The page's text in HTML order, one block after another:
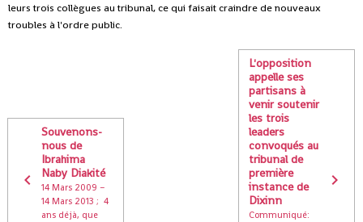
leurs trois collègues au tribunal, ce qui faisait craindre de nouveaux
troubles à l'ordre public.
Souvenons-
nous de
Ibrahima
Naby Diakité
14 Mars 2009 –
14 Mars 2013 ; 4
ans déjà, que
L'opposition
appelle ses
partisans à
venir soutenir
les trois
leaders
convoqués au
tribunal de
première
instance de
Dixinn
Communiqué: